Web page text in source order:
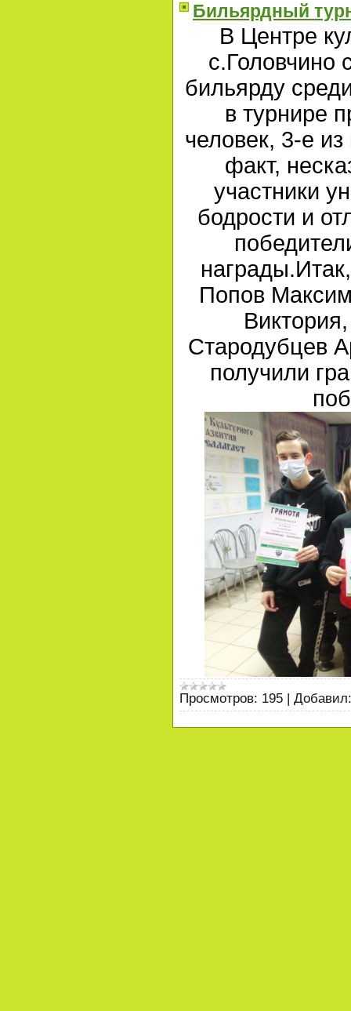
Бильярдный
В Центре
с.Головчино
бильярду
в турнире
человек, 3-е
факт,
участники
бодрости и
Попов
Стародубцев
получили
Просмотров: 195 | Добавил: